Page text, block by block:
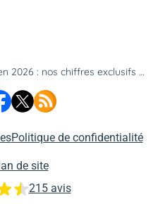
Starlink en 2026 : nos chiffres exclusifs révèlent une forte hausse des débits en France
Politique de confidentialité
de site
215 avis